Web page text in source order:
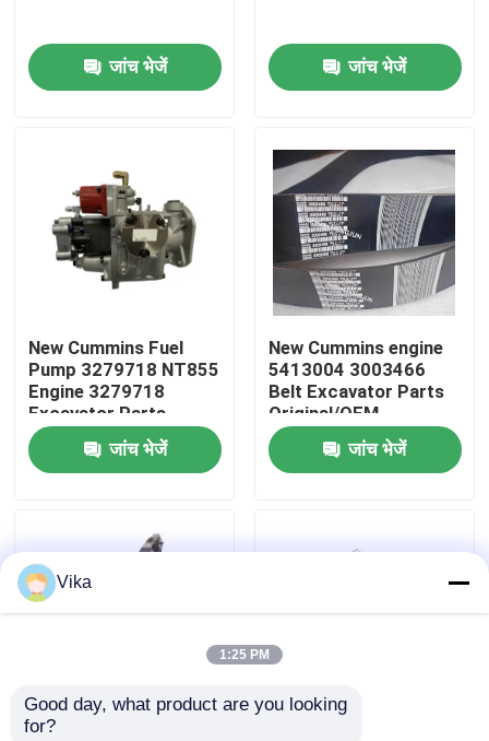
हमारे बारे में
गुणवत्ता नियंत्रण
हमसे संपर्क करें
एक बोली का अनुरोध
कमिंस स्पेयर पार्ट्स
जांच भेजें जांच भेजें
New Cummins Fuel
Pump 3279718 NT855
Engine 3279718
Excavator Parts
Original/OEM
जांच भेजें
New Cummins engine
5413004 3003466
Belt Excavator Parts
Original/OEM
जांच भेजें
New Cummins
Vika
1:25 PM
Good day, what product are you looking
for?